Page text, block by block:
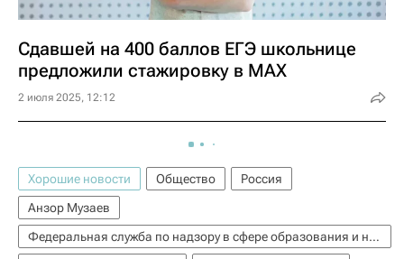
Сдавшей на 400 баллов ЕГЭ школьнице
предложили стажировку в MAX
2 июля 2025, 12:12
Хорошие новости Общество
Россия
Анзор Музаев
Федеральная служба по надзору в сфере образования и науки (Рособрнадзор)